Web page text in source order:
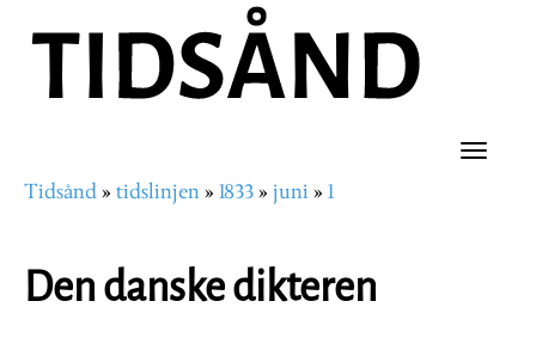
hovedinnhold
Toggle
Navigasjonssti
Tidsånd tidslinjen 1833 juni 1
Den danske dikteren